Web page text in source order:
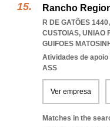
Rancho
R DE GATÕES
CUSTOIAS, UNIAO
GUIFOES
Atividades de
ASS
Ver empresa
Matches in the